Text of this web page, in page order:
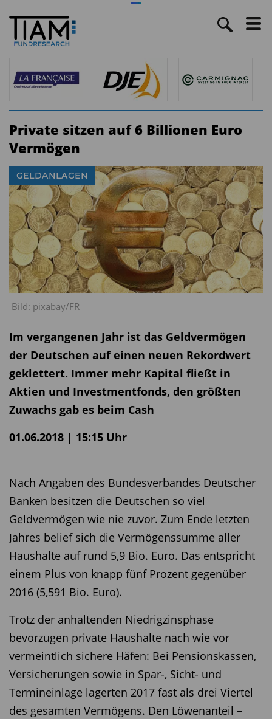
Private sitzen auf 6 Billionen Euro
Vermögen
Bild: pixabay/FR
GELDANLAGEN
Im vergangenen Jahr ist das Geldvermögen
der Deutschen auf einen neuen Rekordwert
geklettert. Immer mehr Kapital fließt in
Aktien und Investmentfonds, den größten
Zuwachs gab es beim Cash
01.06.2018 | 15:15 Uhr
Nach Angaben des Bundesverbandes Deutscher
Banken besitzen die Deutschen so viel
Geldvermögen wie nie zuvor. Zum Ende letzten
Jahres belief sich die Vermögenssumme aller
Haushalte auf rund 5,9 Bio. Euro. Das entspricht
einem Plus von knapp fünf Prozent gegenüber
2016 (5,591 Bio. Euro).
Trotz der anhaltenden Niedrigzinsphase
bevorzugen private Haushalte nach wie vor
vermeintlich sichere Häfen: Bei Pensionskassen,
Versicherungen sowie in Spar-, Sicht- und
Termineinlage lagerten 2017 fast als drei Viertel
des gesamten Vermögens. Den Löwenanteil –